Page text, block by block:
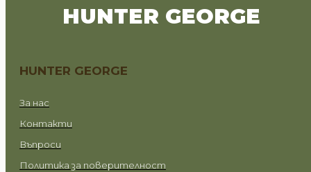
HUNTER GEORGE
HUNTER GEORGE
За нас
Контакти
Въпроси
Политика за поверителност